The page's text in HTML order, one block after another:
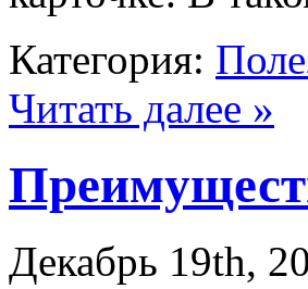
Категория:
Читать далее »
Декабрь 19th,